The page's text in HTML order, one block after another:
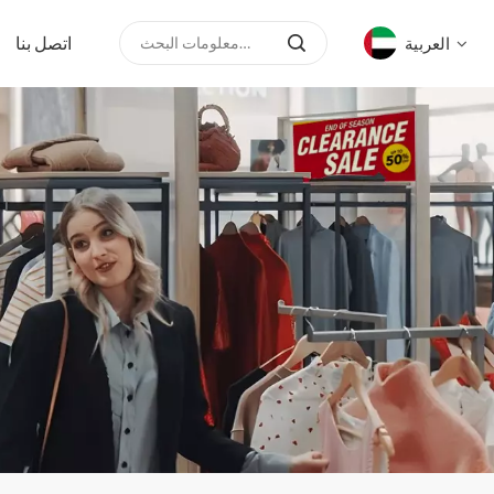
اتصل بنا العربية
English
русский
español
العربية